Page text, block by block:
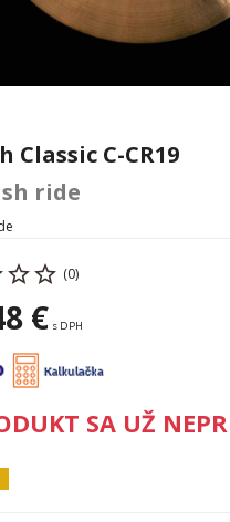
Classic C-CR19
ride
(0)
€ s DPH
SA UŽ